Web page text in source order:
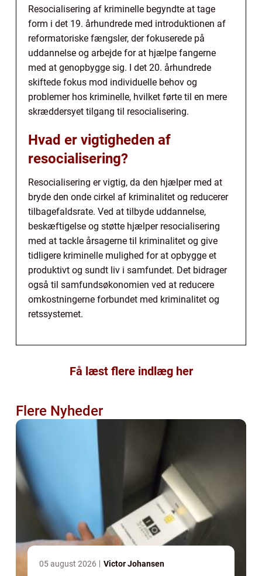
Resocialisering af kriminelle begyndte at tage
form i det 19. århundrede med introduktionen af
reformatoriske fængsler, der fokuserede på
uddannelse og arbejde for at hjælpe fangerne
med at genopbygge sig. I det 20. århundrede
skiftede fokus mod individuelle behov og
problemer hos kriminelle, hvilket førte til en mere
skræddersyet tilgang til resocialisering.
Hvad er vigtigheden af
resocialisering?
Resocialisering er vigtig, da den hjælper med at
bryde den onde cirkel af kriminalitet og reducerer
tilbagefaldsrate. Ved at tilbyde uddannelse,
beskæftigelse og støtte hjælper resocialisering
med at tackle årsagerne til kriminalitet og give
tidligere kriminelle mulighed for at opbygge et
produktivt og sundt liv i samfundet. Det bidrager
også til samfundsøkonomien ved at reducere
omkostningerne forbundet med kriminalitet og
retssystemet.
Få læst flere indlæg her
Flere Nyheder
05 august 2026 Victor Johansen